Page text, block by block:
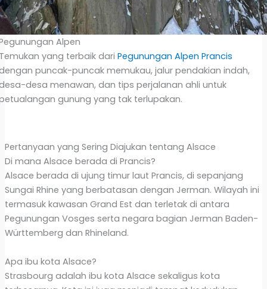
Alpen
yang terbaik dari Pegunungan Alpen Prancis
puncak-puncak memukau, jalur pendakian indah,
desa menawan, dan tips perjalanan ahli untuk
gunung yang tak terlupakan.
Pertanyaan yang Sering Diajukan tentang Alsace
Di mana Alsace berada di Prancis?
Alsace berada di ujung timur laut Prancis, di sepanjang
Sungai Rhine yang berbatasan dengan Jerman. Wilayah ini
termasuk kawasan Grand Est dan terletak di antara
Pegunungan Vosges serta negara bagian Jerman Baden-
Württemberg dan Rhineland.
Apa ibu kota Alsace?
Strasbourg adalah ibu kota Alsace sekaligus kota